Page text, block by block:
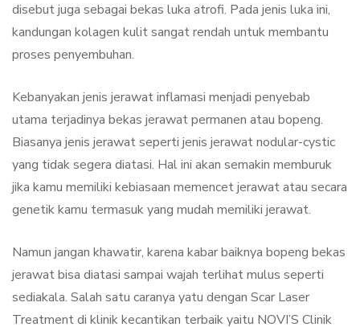
disebut juga sebagai bekas luka atrofi. Pada jenis luka ini,
kandungan kolagen kulit sangat rendah untuk membantu
proses penyembuhan.
Kebanyakan jenis jerawat inflamasi menjadi penyebab
utama terjadinya bekas jerawat permanen atau bopeng.
Biasanya jenis jerawat seperti jenis jerawat nodular-cystic
yang tidak segera diatasi. Hal ini akan semakin memburuk
jika kamu memiliki kebiasaan memencet jerawat atau secara
genetik kamu termasuk yang mudah memiliki jerawat.
Namun jangan khawatir, karena kabar baiknya bopeng bekas
jerawat bisa diatasi sampai wajah terlihat mulus seperti
sediakala. Salah satu caranya yatu dengan Scar Laser
Treatment di klinik kecantikan terbaik yaitu NOVI’S Clinik